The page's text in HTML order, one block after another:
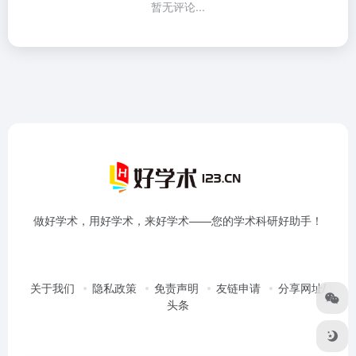
暂无评论...
做好学术，用好学术，来好学术——您的学术科研好助手！
关于我们 隐私政策 免责声明 友链申请
分享网址/
头条